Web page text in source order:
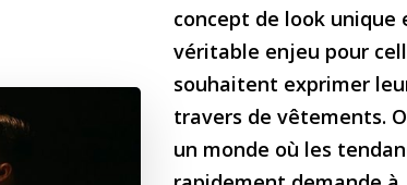
concept de look unique
véritable enjeu pour
souhaitent exprimer
travers de vêtements.
un monde où les